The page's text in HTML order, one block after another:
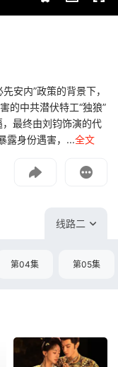
安内”政策的背景下，
的中共潜伏特工“独狼”
最终由刘钧饰演的代
露身份遇害，...全文
提交给我们
线路二
第04集 第05集